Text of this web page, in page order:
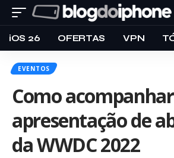
iOS 26 OFERTAS VPN
EVENTOS
Como
apresentação de
da WWDC 2022